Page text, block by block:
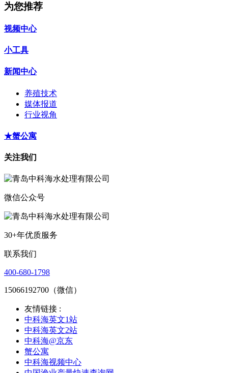
为您推荐
视频中心
小工具
新闻中心
养殖技术
媒体报道
行业视角
★蟹公寓
关注我们
微信公众号
30+年优质服务
联系我们
400-680-1798
15066192700（微信）
友情链接 :
中科海英文1站
中科海英文2站
中科海@京东
蟹公寓
中科海视频中心